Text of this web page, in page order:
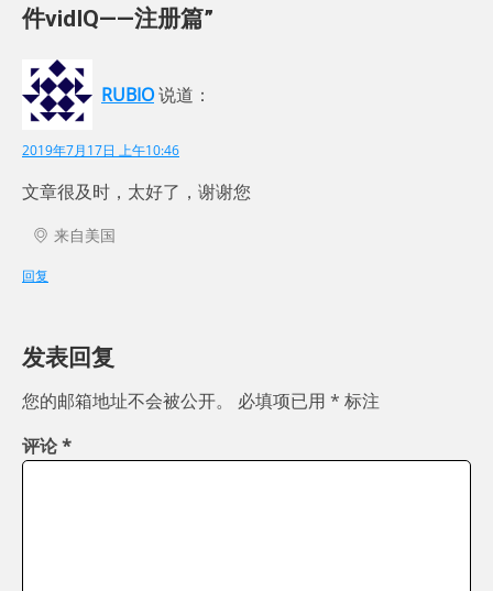
件vidIQ——注册篇”
RUBIO说道：
2019年7月17日 上午10:46
文章很及时，太好了，谢谢您
来自美国
回复
发表回复
您的邮箱地址不会被公开。 必填项已用 * 标注
评论*